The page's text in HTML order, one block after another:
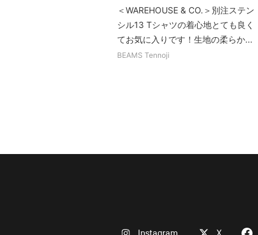
＜WAREHOUSE & CO.＞別注ステン
シル13 Tシャツの着心地とても良く
てお気に入りです！生地の柔らか...
BEAMS Tennoji